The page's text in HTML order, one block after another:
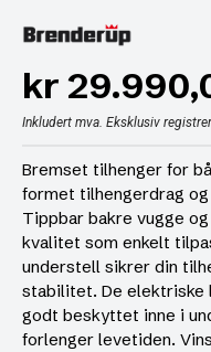
kr
Inkludert mva. Eksklusiv
Bremset tilhenger for
formet tilhengerdrag
Tippbar bakre vugge
kvalitet som enkelt
understell sikrer din
stabilitet. De elektriske
godt beskyttet inne i
forlenger levetiden.